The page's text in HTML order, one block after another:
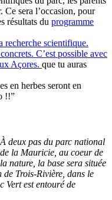
Ce sera l’occasion, pour
résultats du programme
recherche scientifique.
C’est possible avec
Açores. que tu auras
en herbes seront en
!!”
À deux pas du parc national
de la Mauricie, au coeur de
la nature, la base sera située
Trois-Rivière, dans le
Vert est entouré de